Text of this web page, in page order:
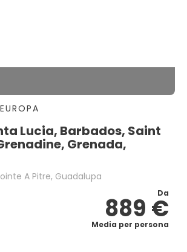
Lucia, Barbados, Saint
Grenada,
A Pitre, Guadalupa
Da
889 €
Media per persona